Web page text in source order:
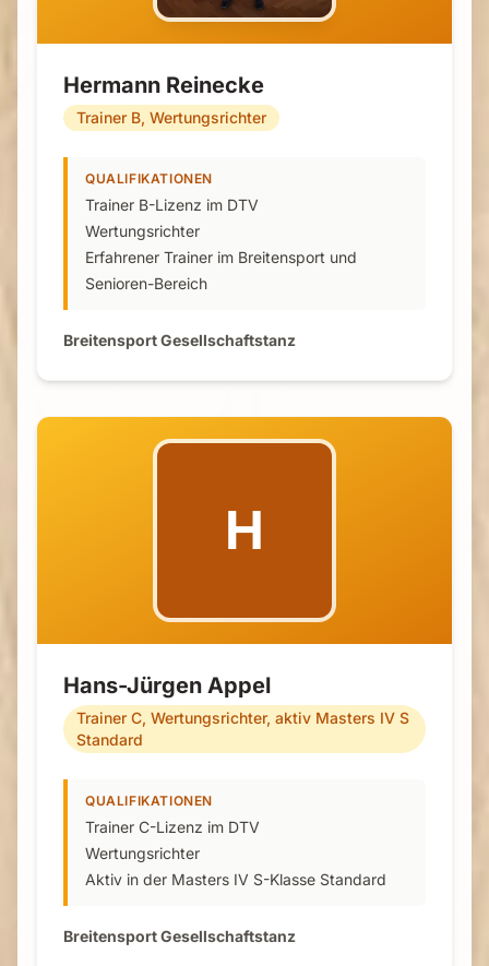
Hermann Reinecke
Trainer B, Wertungsrichter
QUALIFIKATIONEN
Trainer B-Lizenz im DTV
Wertungsrichter
Erfahrener Trainer im Breitensport und
Senioren-Bereich
Breitensport Gesellschaftstanz
H
Hans-Jürgen Appel
Trainer C, Wertungsrichter, aktiv Masters IV S
Standard
QUALIFIKATIONEN
Trainer C-Lizenz im DTV
Wertungsrichter
Aktiv in der Masters IV S-Klasse Standard
Breitensport Gesellschaftstanz